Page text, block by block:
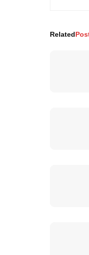
Related